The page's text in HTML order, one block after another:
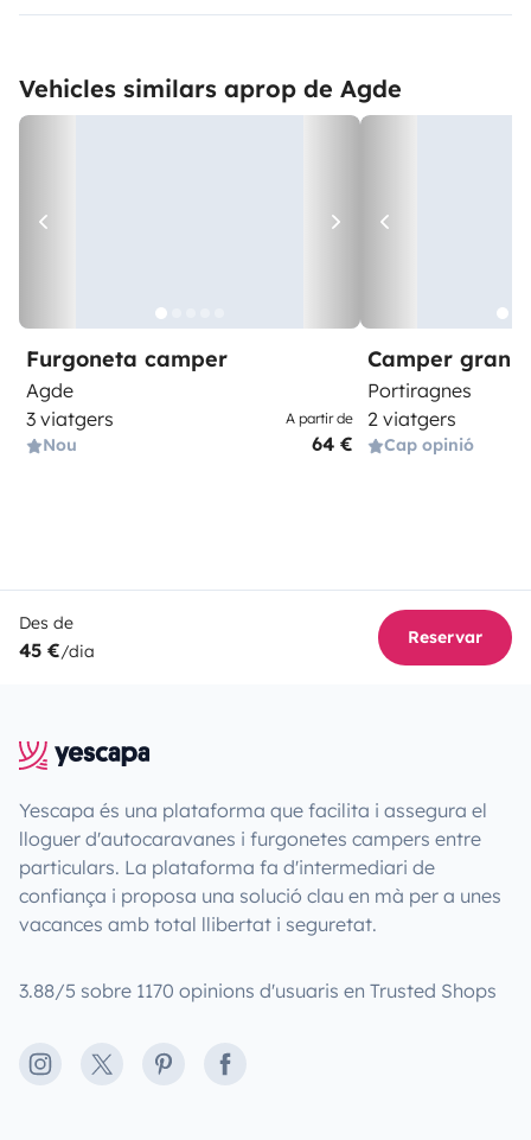
Vehicles similars aprop de Agde
Furgoneta camper
Agde
3 viatgers
Nou
A partir de
64 €
Camper gran
Portiragnes
2 viatgers
Cap opinió
Des de
45 €/dia
Reservar
Yescapa és una plataforma que facilita i assegura el
lloguer d'autocaravanes i furgonetes campers entre
particulars. La plataforma fa d'intermediari de
confiança i proposa una solució clau en mà per a unes
vacances amb total llibertat i seguretat.
3.88/5 sobre 1170 opinions d'usuaris en Trusted Shops
Instagram
X PinterestFacebook